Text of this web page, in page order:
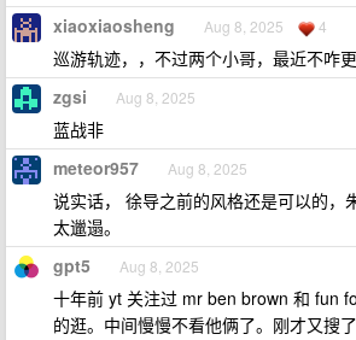
xiaoxiaosheng Aug 8, 2025 4
巡游轨迹，，不过两个小哥，最近不咋
zgsi Aug 8, 2025
蓝战非
meteor957 Aug 8, 2025
说实话， 徐导之前的风格还是可以的，
太邋遢。
gpt5 Aug 8, 2025
十年前 yt 关注过 mr ben brown 和 fun
的逛。中间慢慢不看他俩了。刚才又搜